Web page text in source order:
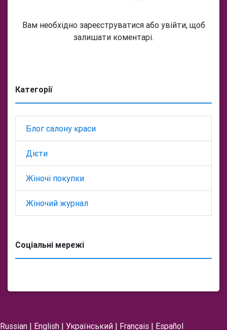
Вам необхідно зареєструватися або увійти, щоб
залишати коментарі.
Категорії
Блог салону краси
Дієти
Жіночі покупки
Жіночий журнал
Соціальні мережі
Russian | English | Український | Français | Español